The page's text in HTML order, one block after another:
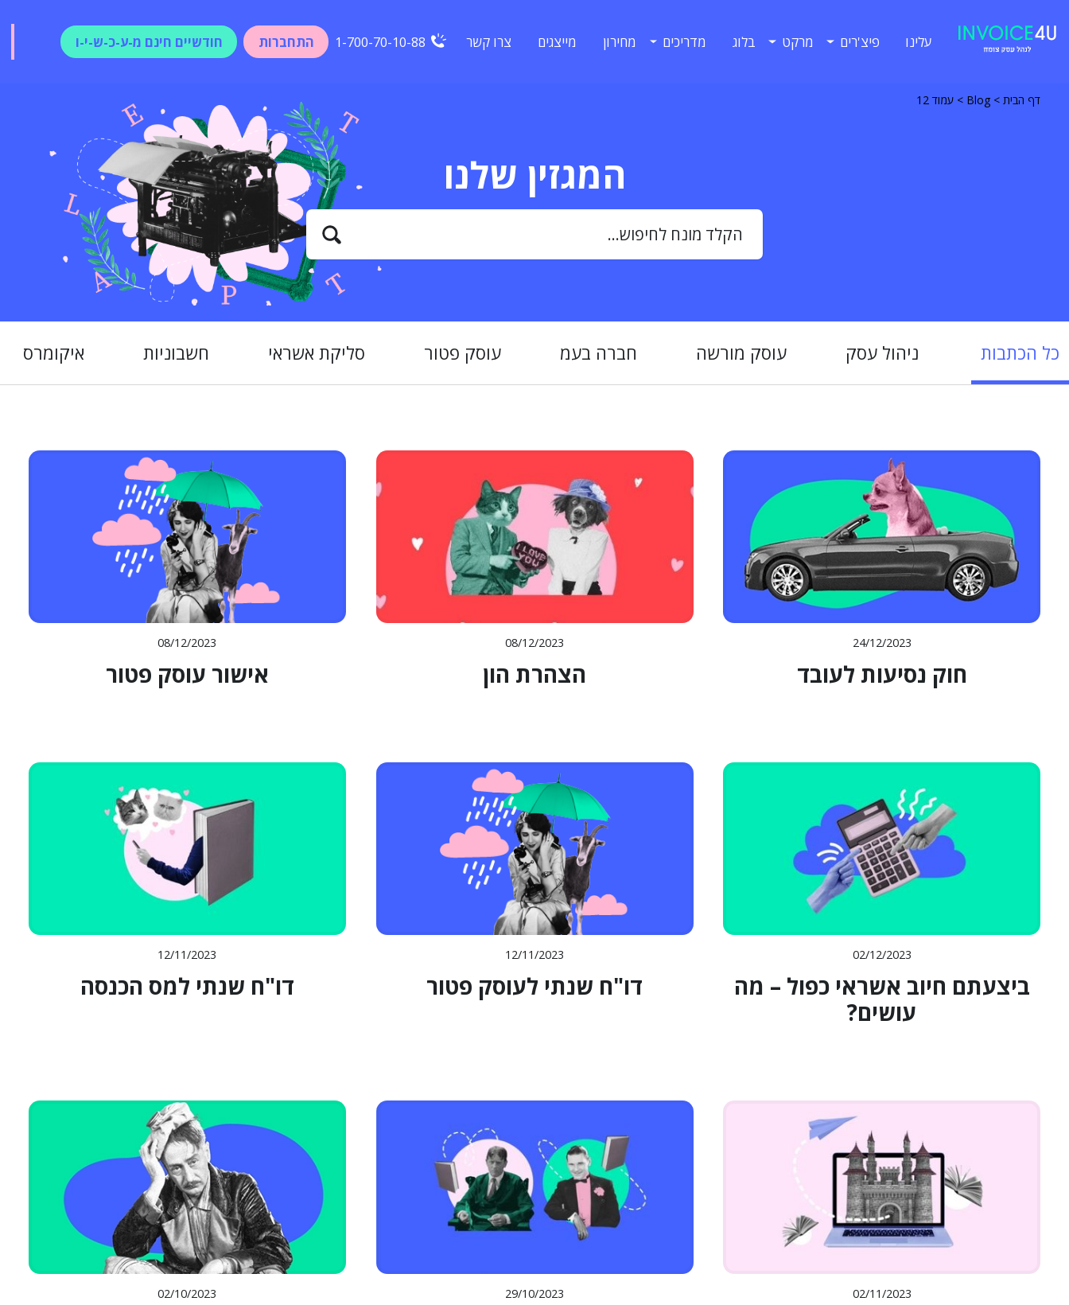
עלינו פיצ'רים מרקט בלוג מדריכים מחירון מייצגים צרו קשר 1-700-70-10-88 התחברות חודשיים חינם מ-ע-כ-ש-י-ו
דף הבית >
Blog
> עמוד 12
המגזין שלנו
כל הכתבות ניהול עסק עוסק מורשה חברה בעמ עוסק פטור סליקת אשראי חשבוניות איקומרס
24/12/2023
חוק נסיעות לעובד
08/12/2023
הצהרת הון
08/12/2023
אישור עוסק פטור
02/12/2023
ביצעתם חיוב אשראי כפול – מה
עושים?
12/11/2023
דו"ח שנתי לעוסק פטור
12/11/2023
דו"ח שנתי למס הכנסה
02/11/2023
29/10/2023
02/10/2023